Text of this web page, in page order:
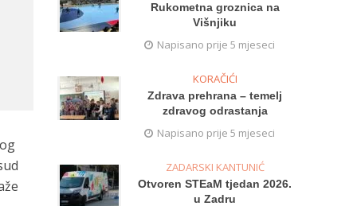
Rukometna groznica na
Višnjiku
Napisano prije 5 mjeseci
KORAČIĆI
Zdrava prehrana – temelj
zdravog odrastanja
Napisano prije 5 mjeseci
ZADARSKI KANTUNIĆ
Otvoren STEaM tjedan 2026.
u Zadru